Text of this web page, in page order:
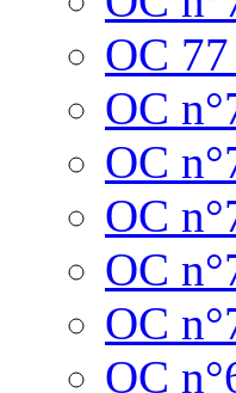
OC
OC
OC
OC
OC
OC
OC